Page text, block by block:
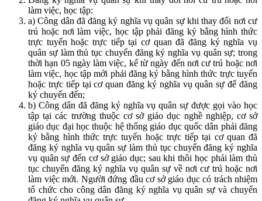
làm việc, học tập:
a) Công dân đã đăng ký nghĩa vụ quân sự khi thay đổi nơi cư
trú hoặc nơi làm việc, học tập phải đăng ký bằng hình thức
trực tuyến hoặc trực tiếp tại cơ quan đã đăng ký nghĩa vụ
quân sự làm thủ tục chuyển đăng ký nghĩa vụ quân sự; trong
thời hạn 05 ngày làm việc, kể từ ngày đến nơi cư trú hoặc nơi
làm việc, học tập mới phải đăng ký bằng hình thức trực tuyến
hoặc trực tiếp tại cơ quan đăng ký nghĩa vụ quân sự để đăng
ký chuyển đến;
b) Công dân đã đăng ký nghĩa vụ quân sự được gọi vào học
tập tại các trường thuộc cơ sở giáo dục nghề nghiệp, cơ sở
giáo dục đại học thuộc hệ thống giáo dục quốc dân phải đăng
ký bằng hình thức trực tuyến hoặc trực tiếp tại cơ quan đã
đăng ký nghĩa vụ quân sự làm thủ tục chuyển đăng ký nghĩa
vụ quân sự đến cơ sở giáo dục; sau khi thôi học phải làm thủ
tục chuyển đăng ký nghĩa vụ quân sự về nơi cư trú hoặc nơi
làm việc mới. Người đứng đầu cơ sở giáo dục có trách nhiệm
tổ chức cho công dân đăng ký nghĩa vụ quân sự và chuyển